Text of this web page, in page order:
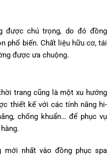
được chú trọng, do đó đồng
phổ biến. Chất liệu hữu cơ, tái
được ưa chuộng.
trang cũng là một xu hướng
thiết kế với các tính năng hi-
chống khuẩn… để phục vụ
mới nhất vào đồng phục spa